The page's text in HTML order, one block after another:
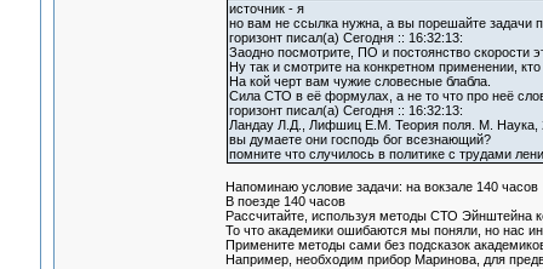
источник - я
но вам не ссылка нужна, а вы порешайте задачи
горизонт писал(а) Сегодня :: 16:32:13:
Заодно посмотрите, ПО и постоянство скорости
Ну так и смотрите на конкретном применении,
На кой черт вам чужие словесные блабла.
Сила СТО в её формулах, а не то что про неё
горизонт писал(а) Сегодня :: 16:32:13:
Ландау Л.Д., Лифшиц Е.М. Теория поля. М. Наука,
вы думаете они господь бог всезнающий?
помните что случилось в политике с трудами
Напоминаю условие задачи: на вокзале 140 часов
В поезде 140 часов
Рассчитайте, используя методы СТО Эйнштейна
То что академики ошибаются мы поняли, но нас
Примените методы сами без подсказок
Например, необходим прибор Маринова, для